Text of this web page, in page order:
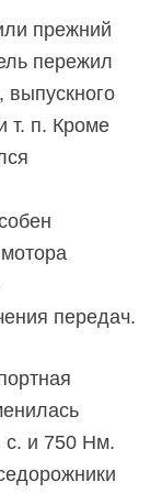
прежний
пережил
т. п. Кроме
передач.
с. и 750 Нм.